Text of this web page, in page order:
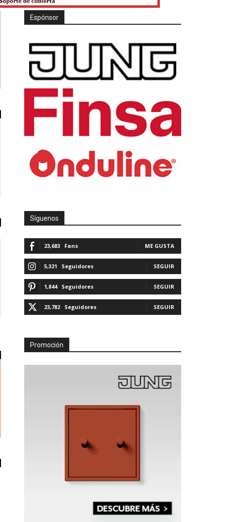
Espónsor
Síguenos
23,683 Fans ME GUSTA
5,321 Seguidores SEGUIR
1,844 Seguidores SEGUIR
23,782 Seguidores SEGUIR
Promoción